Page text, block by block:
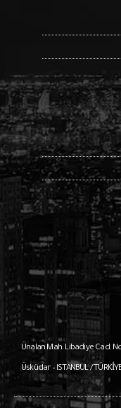
Ünalan Mah. Libadiye Cad.
Üsküdar – ISTANBUL /